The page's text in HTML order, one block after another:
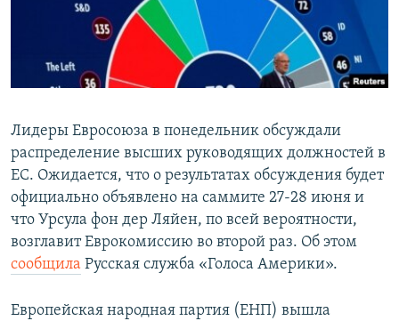
Лидеры Евросоюза в понедельник обсуждали
распределение высших руководящих должностей в
ЕС. Ожидается, что о результатах обсуждения будет
официально объявлено на саммите 27-28 июня и
что Урсула фон дер Ляйен, по всей вероятности,
возглавит Еврокомиссию во второй раз. Об этом
сообщила Русская служба «Голоса Америки».
Европейская народная партия (ЕНП) вышла